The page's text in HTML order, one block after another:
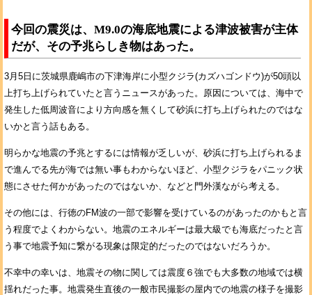
今回の震災は、M9.0の海底地震による津波被害が主体
だが、その予兆らしき物はあった。
3月5日に茨城県鹿嶋市の下津海岸に小型クジラ(カズハゴンドウ)が50頭以
上打ち上げられていたと言うニュースがあった。原因については、海中で
発生した低周波音により方向感を無くして砂浜に打ち上げられたのではな
いかと言う話もある。
明らかな地震の予兆とするには情報が乏しいが、砂浜に打ち上げられるま
で進んでる先が海では無い事もわからないほど、小型クジラをパニック状
態にさせた何かがあったのではないか、などと門外漢ながら考える。
その他には、行徳のFM波の一部で影響を受けているのがあったのかもと言
う程度でよくわからない。地震のエネルギーは最大級でも海底だったと言
う事で地震予知に繋がる現象は限定的だったのではないだろうか。
不幸中の幸いは、地震その物に関しては震度６強でも大多数の地域では横
揺れだった事。地震発生直後の一般市民撮影の屋内での地震の様子を撮影